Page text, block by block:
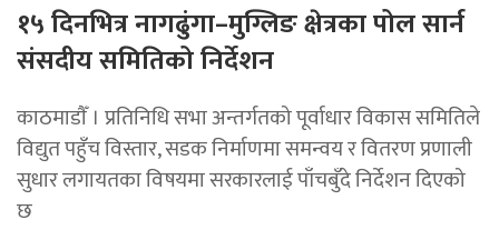
१५ दिनभित्र नागढुंगा–मुग्लिङ क्षेत्रका पोल सार्न
संसदीय समितिको निर्देशन
काठमाडाैँ । प्रतिनिधि सभा अन्तर्गतको पूर्वाधार विकास समितिले
विद्युत पहुँच विस्तार, सडक निर्माणमा समन्वय र वितरण प्रणाली
सुधार लगायतका विषयमा सरकारलाई पाँचबुँदे निर्देशन दिएको
छ